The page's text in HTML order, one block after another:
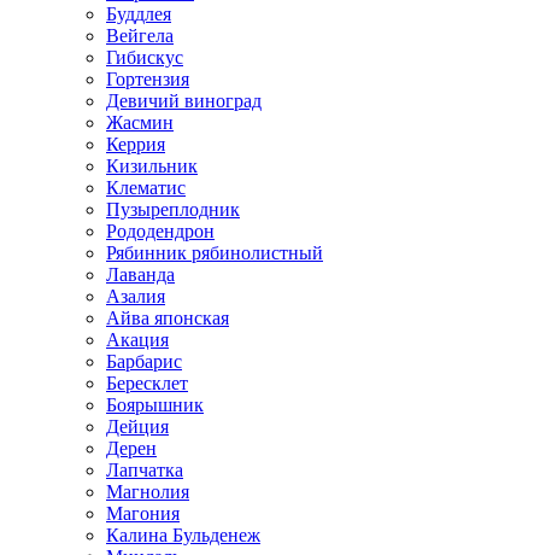
Буддлея
Вейгела
Гибискус
Гортензия
Девичий виноград
Жасмин
Керрия
Кизильник
Клематис
Пузыреплодник
Рододендрон
Рябинник рябинолистный
Лаванда
Азалия
Айва японская
Акация
Барбарис
Бересклет
Боярышник
Дейция
Дерен
Лапчатка
Магнолия
Магония
Калина Бульденеж